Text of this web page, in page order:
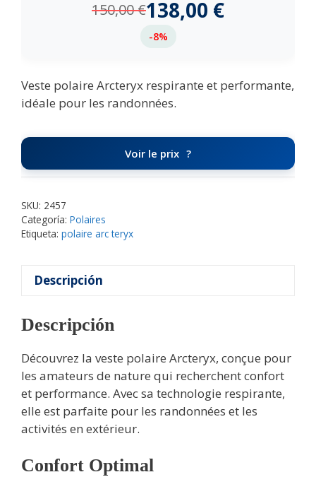
150,00€138,00 €
-8%
Veste polaire Arcteryx respirante et performante,
idéale pour les randonnées.
Voir le prix
SKU: 2457
Categoría: Polaires
Etiqueta: polaire arc teryx
Descripción
Descripción
Découvrez la veste polaire Arcteryx, conçue pour
les amateurs de nature qui recherchent confort
et performance. Avec sa technologie respirante,
elle est parfaite pour les randonnées et les
activités en extérieur.
Confort Optimal